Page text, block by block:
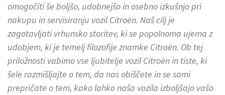
omogočiti še boljšo, udobnejšo in osebno izkušnjo pri
nakupu in servisiranju vozil Citroën. Naš cilj je
zagotavljati vrhunsko storitev, ki se popolnoma ujema z
udobjem, ki je temelj filozofije znamke Citroën. Ob tej
priložnosti vabimo vse ljubitelje vozil Citroën in tiste, ki
šele razmišljajte o tem, da nas obiščete in se sami
prepričate o tem, kako lahko naša vozila izboljšajo vašo